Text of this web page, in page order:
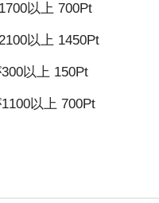
以上 700Pt
以上 1450Pt
以上 150Pt
以上 700Pt